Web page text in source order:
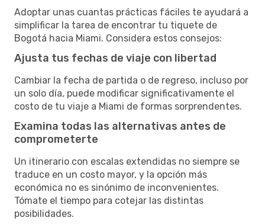
Adoptar unas cuantas prácticas fáciles te ayudará a
simplificar la tarea de encontrar tu tiquete de
Bogotá hacia Miami. Considera estos consejos:
Ajusta tus fechas de viaje con libertad
Cambiar la fecha de partida o de regreso, incluso por
un solo día, puede modificar significativamente el
costo de tu viaje a Miami de formas sorprendentes.
Examina todas las alternativas antes de
comprometerte
Un itinerario con escalas extendidas no siempre se
traduce en un costo mayor, y la opción más
económica no es sinónimo de inconvenientes.
Tómate el tiempo para cotejar las distintas
posibilidades.